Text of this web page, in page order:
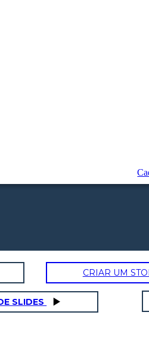
CRIAR UM
SLIDES